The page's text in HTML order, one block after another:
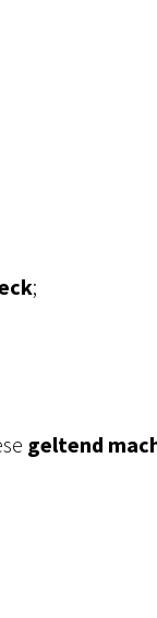
;
geltend